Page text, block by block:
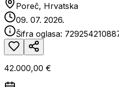
Poreč, Hrvatska
09. 07. 2026.
Šifra oglasa:
42.000,00 €